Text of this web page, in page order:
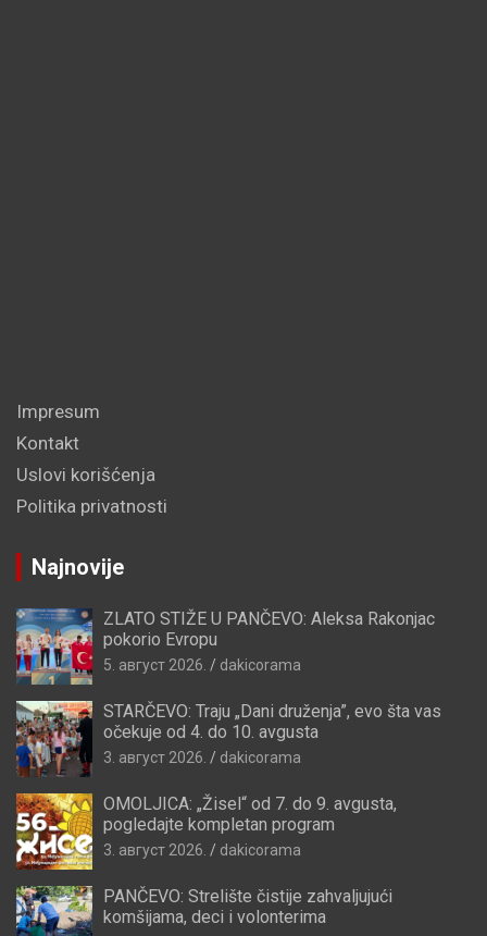
Impresum
Kontakt
Uslovi korišćenja
Politika privatnosti
Najnovije
ZLATO STIŽE U PANČEVO: Aleksa Rakonjac
pokorio Evropu
5. август 2026. dakicorama
STARČEVO: Traju „Dani druženja”, evo šta vas
očekuje od 4. do 10. avgusta
3. август 2026. dakicorama
OMOLJICA: „Žisel“ od 7. do 9. avgusta,
pogledajte kompletan program
3. август 2026. dakicorama
PANČEVO: Strelište čistije zahvaljujući
komšijama, deci i volonterima